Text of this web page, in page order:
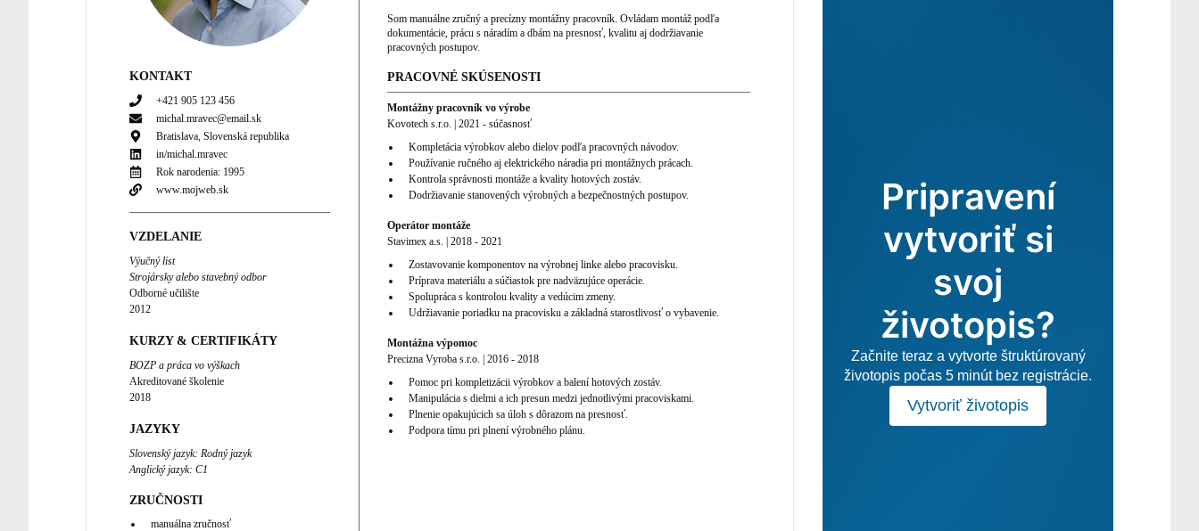
KONTAKT
+421 905 123 456
michal.mravec@email.sk
Bratislava, Slovenská republika
in/michal.mravec
Rok narodenia: 1995
www.mojweb.sk
VZDELANIE
Výučný list
Strojársky alebo stavebný odbor
Odborné učilište
2012
KURZY & CERTIFIKÁTY
BOZP a práca vo výškach
Akreditované školenie
2018
JAZYKY
Slovenský jazyk: Rodný jazyk
Anglický jazyk: C1
ZRUČNOSTI
manuálna zručnosť
Som manuálne zručný a precízny montážny pracovník. Ovládam montáž podľa
dokumentácie, prácu s náradím a dbám na presnosť, kvalitu aj dodržiavanie
pracovných postupov.
PRACOVNÉ SKÚSENOSTI
Montážny pracovník vo výrobe
Kovotech s.r.o. |2021 -súčasnosť
Kompletácia výrobkov alebo dielov podľa pracovných návodov.
Používanie ručného aj elektrického náradia pri montážnych prácach.
Kontrola správnosti montáže a kvality hotových zostáv.
Dodržiavanie stanovených výrobných a bezpečnostných postupov.
Operátor montáže
Stavimex a.s. |2018 -2021
Zostavovanie komponentov na výrobnej linke alebo pracovisku.
Príprava materiálu a súčiastok pre nadväzujúce operácie.
Spolupráca s kontrolou kvality a vedúcim zmeny.
Udržiavanie poriadku na pracovisku a základná starostlivosť o vybavenie.
Montážna výpomoc
Precizna Vyroba s.r.o. |2016 -2018
Pomoc pri kompletizácii výrobkov a balení hotových zostáv.
Manipulácia s dielmi a ich presun medzi jednotlivými pracoviskami.
Plnenie opakujúcich sa úloh s dôrazom na presnosť.
Podpora tímu pri plnení výrobného plánu.
Pripravení
vytvoriť si
svoj
životopis?
Začnite teraz a vytvorte štruktúrovaný
životopis počas 5 minút bez registrácie.
Vytvoriť životopis